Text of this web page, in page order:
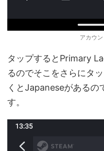
アカウ
タップするとPrimary
るのでそこをさらにタ
くとJapaneseがあるの
す。